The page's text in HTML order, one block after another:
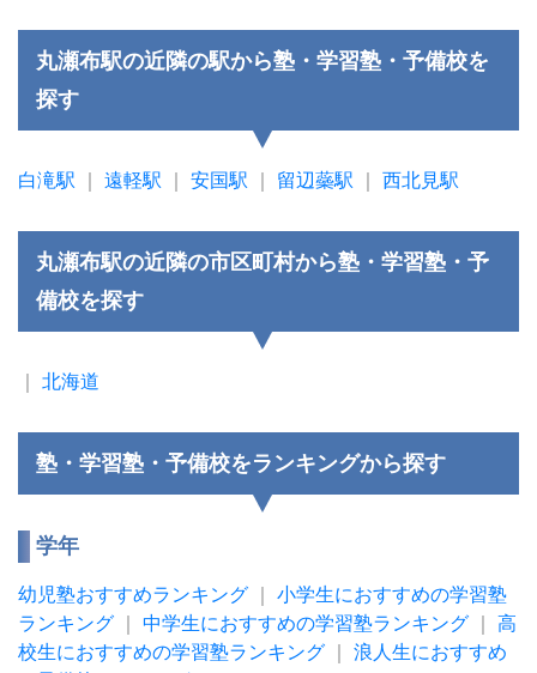
丸瀬布駅の近隣の駅から塾・学習塾・予備校を
探す
白滝駅 遠軽駅 安国駅 留辺蘂駅 西北見駅
丸瀬布駅の近隣の市区町村から塾・学習塾・予
備校を探す
北海道
塾・学習塾・予備校をランキングから探す
学年
幼児塾おすすめランキング
小学生におすすめの学習塾
ランキング
中学生におすすめの学習塾ランキング
高
校生におすすめの学習塾ランキング
浪人生におすすめ